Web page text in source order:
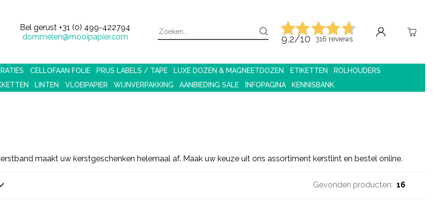
Bel gerust +31 (0) 499-422794
dommelen@mooipapier.com
9.2/10 316 reviews
CELLOFAAN FOLIE PRIJS LABELS / TAPE LUXE DOZEN & MAGNEETDOZEN ETIKETTEN
ROLHOUDERS
LINTEN VLOEIPAPIER WIJNVERPAKKING AANBIEDING SALE INFOPAGINA KENNISBANK
maakt uw kerstgeschenken helemaal af. Maak uw keuze uit ons assortiment kerstlint en bestel online.
Gevonden producten: 16